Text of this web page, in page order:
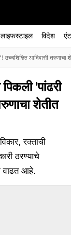
लाइफस्टाइल विदेश
आदिवासी तरुणाचा
'पांढरी
शेतीत
रक्ताची
ठरण्याचे
वाढत आहे.